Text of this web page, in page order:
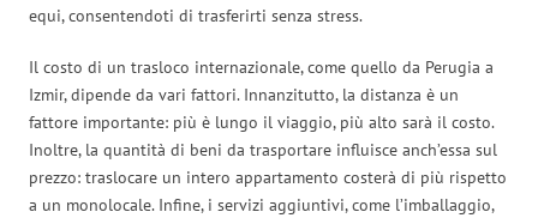
equi, consentendoti di trasferirti senza stress.
Il costo di un trasloco internazionale, come quello da Perugia a
Izmir, dipende da vari fattori. Innanzitutto, la distanza è un
fattore importante: più è lungo il viaggio, più alto sarà il costo.
Inoltre, la quantità di beni da trasportare influisce anch’essa sul
prezzo: traslocare un intero appartamento costerà di più rispetto
a un monolocale. Infine, i servizi aggiuntivi, come l’imballaggio,